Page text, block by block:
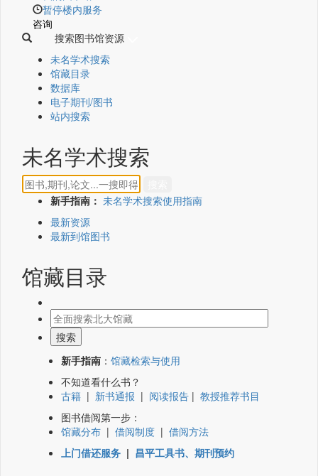
暂停楼内服务
咨询
搜索图书馆资源
未名学术搜索
馆藏目录
数据库
电子期刊/图书
站内搜索
未名学术搜索
新手指南： 未名学术搜索使用指南
最新资源
最新到馆图书
馆藏目录
新手指南 ： 馆藏检索与使用
不知道看什么书？
古籍 | 新书通报 | 阅读报告 | 教授推荐书目
图书借阅第一步：
馆藏分布 | 借阅制度 | 借阅方法
上门借还服务 | 昌平工具书、期刊预约